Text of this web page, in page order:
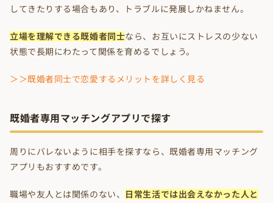
してきたりする場合もあり、トラブルに発展しかねません。
立場を理解できる既婚者同士なら、お互いにストレスの少ない
状態で長期にわたって関係を育めるでしょう。
＞＞既婚者同士で恋愛するメリットを詳しく見る
既婚者専用マッチングアプリで探す
周りにバレないように相手を探すなら、既婚者専用マッチング
アプリもおすすめです。
職場や友人とは関係のない、
日常生活では出会えなかった人と